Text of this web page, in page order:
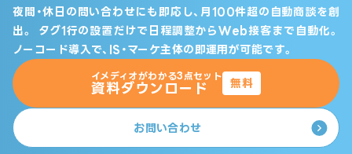
夜間・休日の問い合わせにも即応し、月100件超の自動商談を創
出。
タグ1行の設置だけで日程調整からWeb接客まで自動化。
ノーコード導入で、IS・マーケ主体の即運用が可能です。
イメディオがわかる3点セット
資料ダウンロード 無料
お問い合わせ